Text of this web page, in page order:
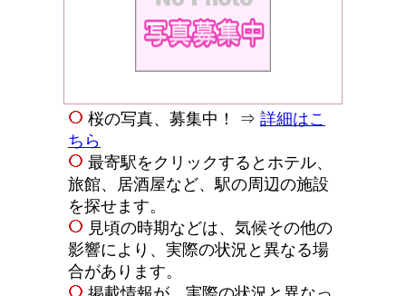
桜の写真、募集中！ ⇒ 詳細はこ
ちら
最寄駅をクリックするとホテル、
旅館、居酒屋など、駅の周辺の施設
を探せます。
見頃の時期などは、気候その他の
影響により、実際の状況と異なる場
合があります。